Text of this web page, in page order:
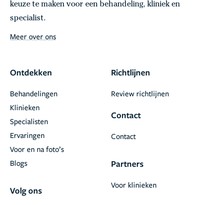
keuze te maken voor een behandeling, kliniek en
specialist.
Meer over ons
Ontdekken
Behandelingen
Klinieken
Specialisten
Ervaringen
Voor en na foto’s
Blogs
Volg ons
Richtlijnen
Review richtlijnen
Contact
Contact
Partners
Voor klinieken